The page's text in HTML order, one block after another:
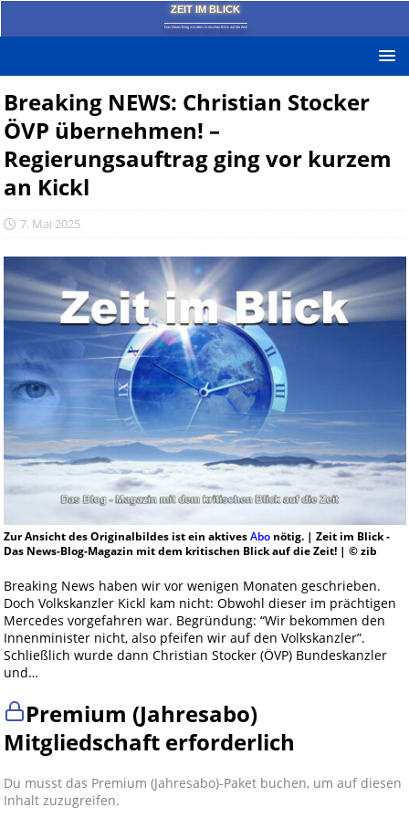
ZEIT IM BLICK
Das News-Blog mit dem kritischen Blick auf die Zeit!
Breaking NEWS: Christian Stocker
ÖVP übernehmen! –
Regierungsauftrag ging vor kurzem
an Kickl
7. Mai 2025
Zur Ansicht des Originalbildes ist ein aktivesAbonötig. | Zeit im Blick -
Das News-Blog-Magazin mit dem kritischen Blick auf die Zeit! | © zib
Breaking News haben wir vor wenigen Monaten geschrieben.
Doch Volkskanzler Kickl kam nicht: Obwohl dieser im prächtigen
Mercedes vorgefahren war. Begründung: “Wir bekommen den
Innenminister nicht, also pfeifen wir auf den Volkskanzler”.
Schließlich wurde dann Christian Stocker (ÖVP) Bundeskanzler
und…
Premium (Jahresabo)
Mitgliedschaft erforderlich
Du musst das Premium (Jahresabo)-Paket buchen, um auf diesen
Inhalt zuzugreifen.